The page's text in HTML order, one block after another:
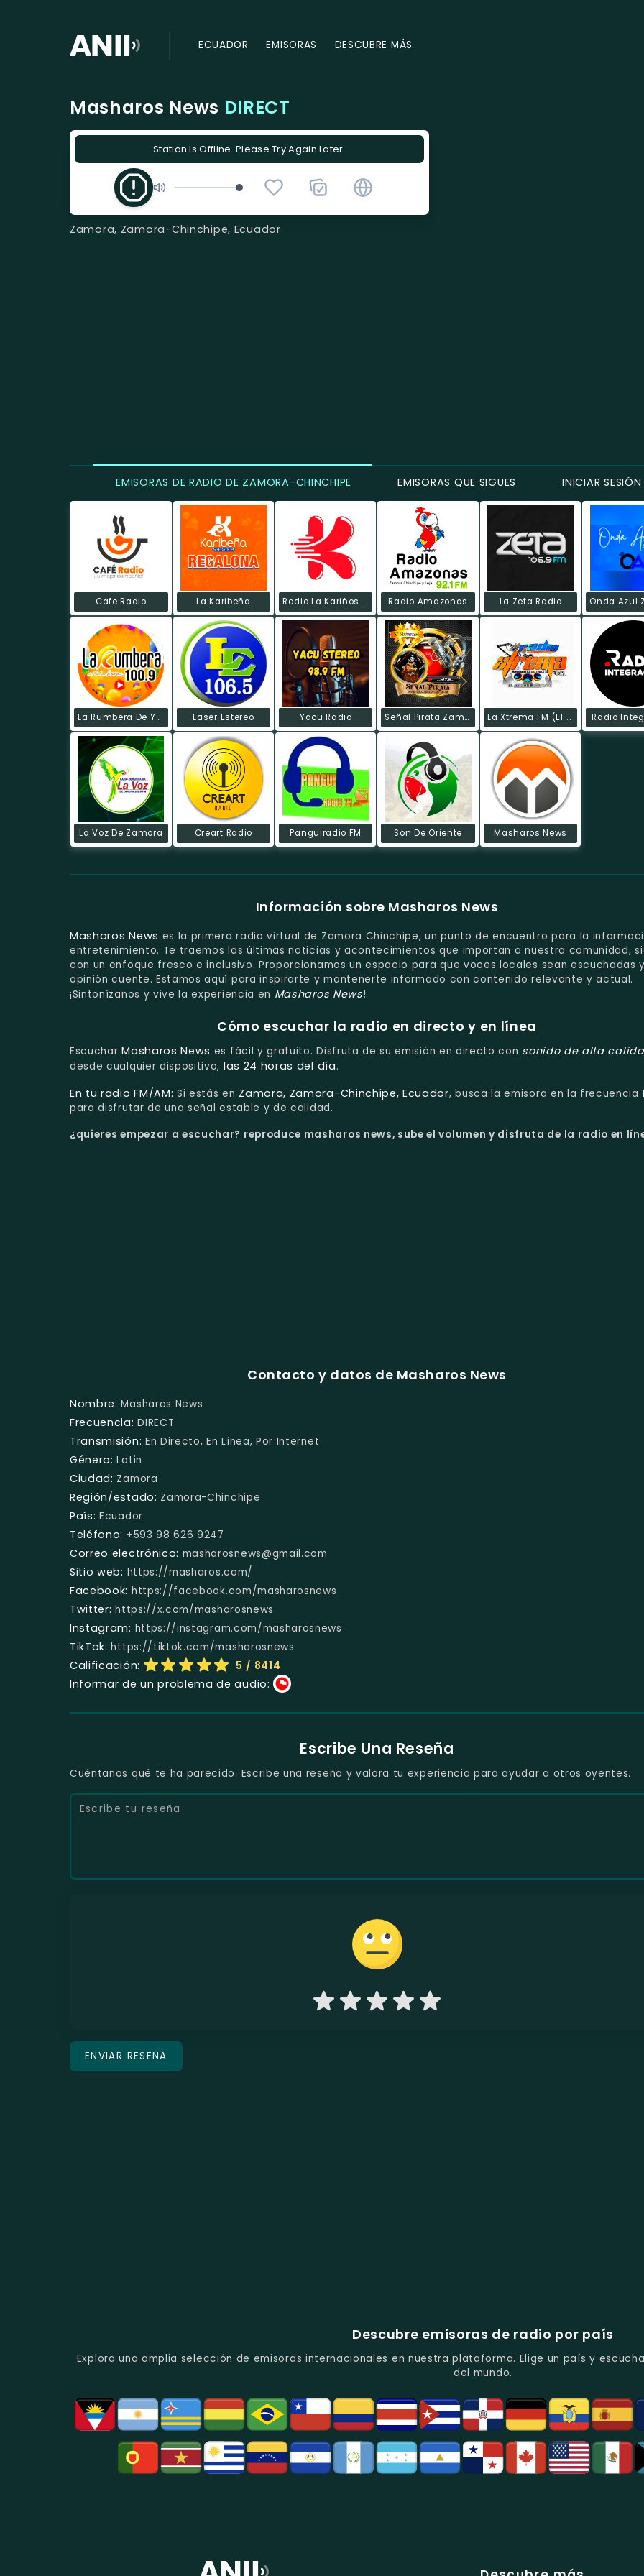
ECUADOR EMISORAS DESCUBRE MÁS
Masharos News DIRECT
Station Is Offline. Please Try Again Later.
Zamora, Zamora-Chinchipe, Ecuador
EMISORAS DE RADIO DE ZAMORA-CHINCHIPE EMISORAS QUE SIGUES INICIAR SESIÓN
Cafe Radio La Karibeña Radio La Kariñosa FM Radio Amazonas La Zeta Radio
La Rumbera De Yantzaza Laser Estereo Yacu Radio Señal Pirata Zamora La Xtrema FM (El Pangui) Radio
La Voz De Zamora Creart Radio Panguiradio FM Son De Oriente Masharos News
Información sobre Masharos News
Masharos News es la primera radio virtual de Zamora Chinchipe, un punto de encuentro para la
entretenimiento. Te traemos las últimas noticias y acontecimientos que importan a nuestra comunidad,
con un enfoque fresco e inclusivo. Proporcionamos un espacio para que voces locales sean escuchadas
opinión cuente. Estamos aquí para inspirarte y mantenerte informado con contenido relevante y actual.
¡Sintonízanos y vive la experiencia en Masharos News!
Cómo escuchar la radio en directo y en línea
EscucharMasharos News es fácil y gratuito. Disfruta de su emisión en directo con sonido de alta
desde cualquier dispositivo, las 24 horas del día.
En tu radio FM/AM: Si estás en Zamora, Zamora-Chinchipe, Ecuador, busca la emisora en la frecuencia
para disfrutar de una señal estable y de calidad.
¿quieres empezar a escuchar? reproduce masharos news, sube el volumen y disfruta de la radio en
Contacto y datos de Masharos News
Nombre: Masharos News
Frecuencia: DIRECT
Transmisión: En Directo, En Línea, Por Internet
Género: Latin
Ciudad: Zamora
Región/estado: Zamora-Chinchipe
País: Ecuador
Teléfono: +593 98 626 9247
Correo electrónico: masharosnews@gmail.com
Sitio web: https://masharos.com/
Facebook: https://facebook.com/masharosnews
Twitter: https://x.com/masharosnews
Instagram: https://instagram.com/masharosnews
TikTok: https://tiktok.com/masharosnews
Calificación: 5 / 8414
Informar de un problema de audio:
Escribe Una Reseña
Cuéntanos qué te ha parecido. Escribe una reseña y valora tu experiencia para ayudar a otros oyentes.
Descubre emisoras de radio por país
Explora una amplia selección de emisoras internacionales en nuestra plataforma. Elige un país y
del mundo.